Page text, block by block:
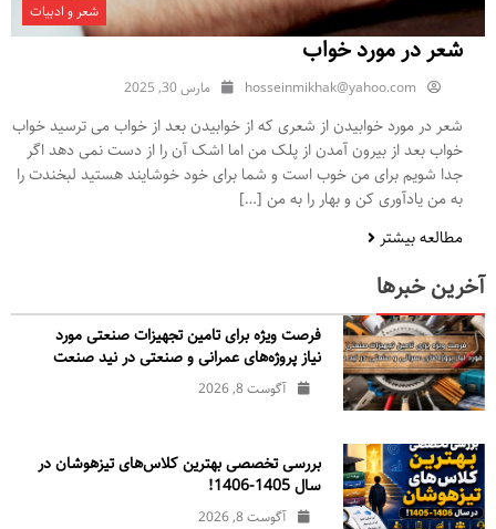
شعر و ادبیات
شعر در مورد خواب
hosseinmikhak@yahoo.com مارس 30, 2025
شعر در مورد خوابیدن از شعری که از خوابیدن بعد از خواب می ترسید خواب
خواب بعد از بیرون آمدن از پلک من اما اشک آن را از دست نمی دهد اگر
جدا شویم برای من خوب است و شما برای خود خوشایند هستید لبخندت را
به من یادآوری کن و بهار را به من […]
مطالعه بیشتر
آخرین خبرها
فرصت ویژه برای تامین تجهیزات صنعتی مورد
نیاز پروژه‌های عمرانی و صنعتی در نید صنعت
آگوست 8, 2026
بررسی تخصصی بهترین کلاس‌های تیزهوشان در
سال 1405-1406!
آگوست 8, 2026